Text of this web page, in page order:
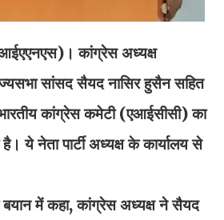
कांग्रेस अध्यक्ष
सांसद सैयद नासिर हुसैन सहित
कांग्रेस कमेटी (एआईसीसी) का
ये नेता पार्टी अध्यक्ष के कार्यालय से
बयान में कहा, कांग्रेस अध्यक्ष ने सैयद